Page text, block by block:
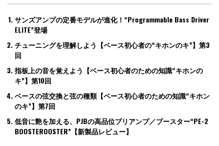
サンズアンプの定番モデルが進化！“Programmable Bass Driver
ELITE”登場
チューニングを理解しよう【ベース初心者の“キホンのキ”】第3
回
指板上の音を覚えよう【ベース初心者のための知識“キホンの
キ”】第10回
ベースの弦交換と弦の種類【ベース初心者のための知識“キホン
のキ”】第7回
低音に艶を加える、PJBの高品位プリアンプ／ブースター“PE-2
BOOSTEROOSTER”【新製品レビュー】